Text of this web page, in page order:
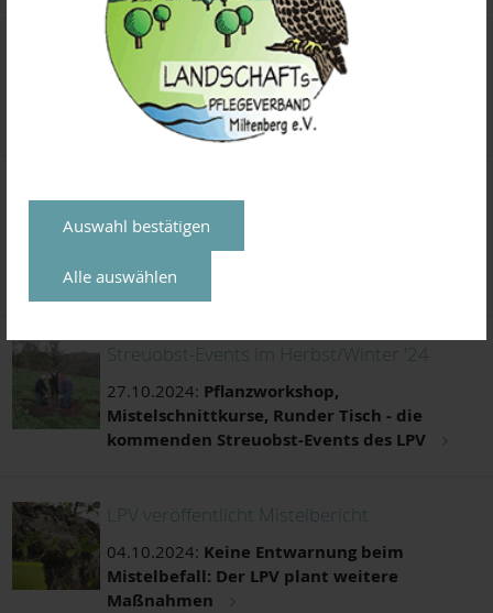
Auswahl bestätigen
Alle auswählen
Lehrgang 2024 erfolgreich abgeschlossen
13.01.2025:Wir gratulieren 23 neuen
Baumpflegern zur bestandenen Prüfung!
07.01.2025:Alle wichtigen Infos für
Streuobst-Interessierte jetzt auf einer
Webseite!
Streuobst-Events im Herbst/Winter '24
27.10.2024: Pflanzworkshop,
Mistelschnittkurse, Runder Tisch - die
kommenden Streuobst-Events des LPV
LPV veröffentlicht Mistelbericht
04.10.2024: Keine Entwarnung beim
Mistelbefall: Der LPV plant weitere
Maßnahmen